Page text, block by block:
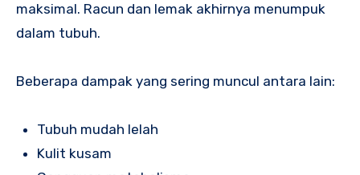
maksimal. Racun dan lemak akhirnya menumpuk
dalam tubuh.
Beberapa dampak yang sering muncul antara lain:
Tubuh mudah lelah
Kulit kusam